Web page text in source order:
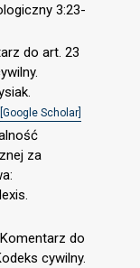
3:23-
do art. 23
[Google Scholar]
za
do
cywilny.